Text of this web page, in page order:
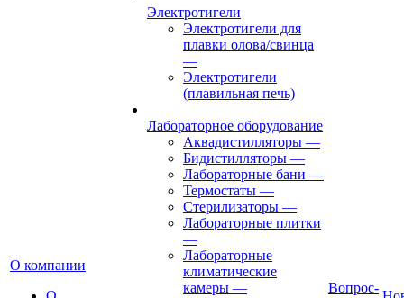
О компании
Электротигели
Электротигели для
плавки олова/свинца
—
Электротигели
(плавильная печь)
Лабораторное оборудование
Аквадистилляторы —
Бидистилляторы —
Лабораторные бани —
Термостаты —
Стерилизаторы —
Лабораторные плитки
—
Лабораторные
климатические
камеры —
Вопрос-